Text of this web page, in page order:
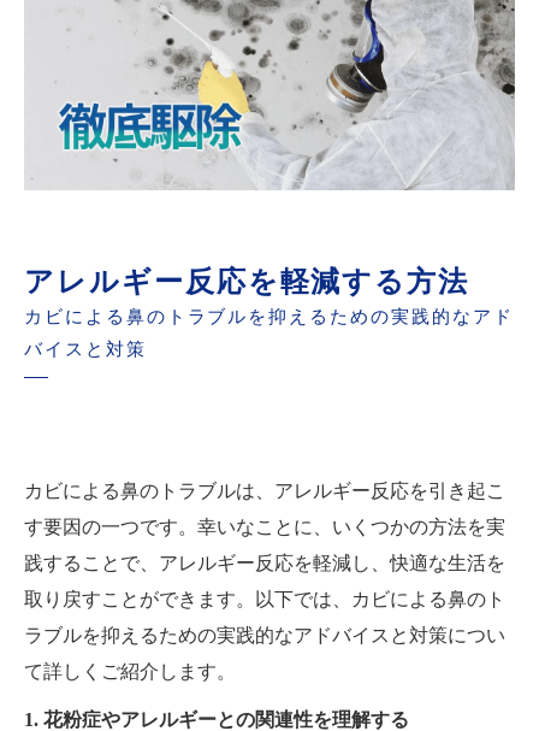
アレルギー反応を軽減する方法
カビによる鼻のトラブルを抑えるための実践的なアド
バイスと対策
カビによる鼻のトラブルは、アレルギー反応を引き起こ
す要因の一つです。幸いなことに、いくつかの方法を実
践することで、アレルギー反応を軽減し、快適な生活を
取り戻すことができます。以下では、カビによる鼻のト
ラブルを抑えるための実践的なアドバイスと対策につい
て詳しくご紹介します。
1. 花粉症やアレルギーとの関連性を理解する